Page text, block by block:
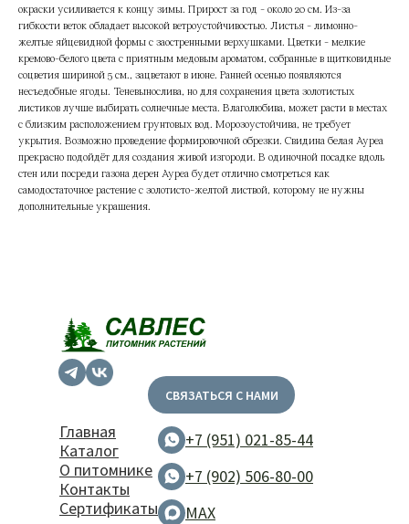
окраски усиливается к концу зимы. Прирост за год - около 20 см. Из-за
гибкости веток обладает высокой ветроустойчивостью. Листья - лимонно-
желтые яйцевидной формы с заостренными верхушками. Цветки - мелкие
кремово-белого цвета с приятным медовым ароматом, собранные в щитковидные
соцветия шириной 5 см., зацветают в июне. Ранней осенью появляются
несъедобные ягоды. Теневынослива, но для сохранения цвета золотистых
листиков лучше выбирать солнечные места. Влаголюбива, может расти в местах
с близким расположением грунтовых вод. Морозоустойчива, не требует
укрытия. Возможно проведение формировочной обрезки. Свидина белая Ауреа
прекрасно подойдёт для создания живой изгороди. В одиночной посадке вдоль
стен или посреди газона дерен Ауреа будет отлично смотреться как
самодостаточное растение с золотисто-желтой листвой, которому не нужны
дополнительные украшения.
Главная
Каталог
О питомнике
Контакты
Сертификаты
+7 (951) 021-85-44
+7 (902) 506-80-00
MAX
СВЯЗАТЬСЯ С НАМИ